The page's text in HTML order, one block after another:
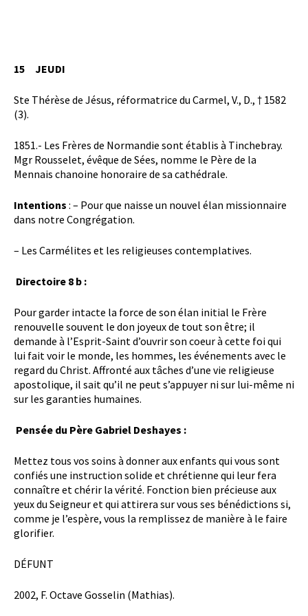
15 JEUDI
Ste Thérèse de Jésus, réformatrice du Carmel, V., D., † 1582
(3).
1851.- Les Frères de Normandie sont établis à Tinchebray.
Mgr Rousselet, évêque de Sées, nomme le Père de la
Mennais chanoine honoraire de sa cathédrale.
Intentions : – Pour que naisse un nouvel élan missionnaire
dans notre Congrégation.
– Les Carmélites et les religieuses contemplatives.
Directoire 8 b :
Pour garder intacte la force de son élan initial le Frère
renouvelle souvent le don joyeux de tout son être; il
demande à l’Esprit-Saint d’ouvrir son coeur à cette foi qui
lui fait voir le monde, les hommes, les événements avec le
regard du Christ. Affronté aux tâches d’une vie religieuse
apostolique, il sait qu’il ne peut s’appuyer ni sur lui-même ni
sur les garanties humaines.
Pensée du Père Gabriel Deshayes :
Mettez tous vos soins à donner aux enfants qui vous sont
confiés une instruction solide et chrétienne qui leur fera
connaître et chérir la vérité. Fonction bien précieuse aux
yeux du Seigneur et qui attirera sur vous ses bénédictions si,
comme je l’espère, vous la remplissez de manière à le faire
glorifier.
DÉFUNT
2002, F. Octave Gosselin (Mathias).